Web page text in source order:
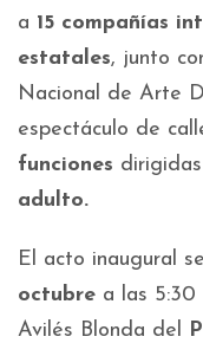
a 15 compañías
estatales, junto
Nacional de Arte
espectáculo de
funciones
adulto.
El acto inaugural
octubre a las
Avilés Blonda del